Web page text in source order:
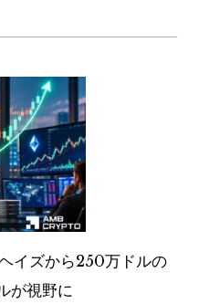
イズから250万ドルの
が視野に